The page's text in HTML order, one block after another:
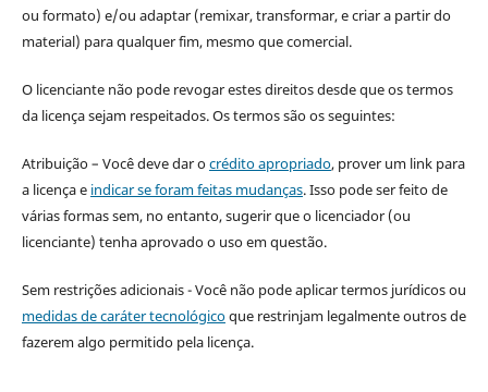
ou formato) e/ou adaptar (remixar, transformar, e criar a partir do
material) para qualquer fim, mesmo que comercial.
O licenciante não pode revogar estes direitos desde que os termos
da licença sejam respeitados. Os termos são os seguintes:
Atribuição – Você deve dar ocrédito apropriado, prover um link para
a licença e indicar se foram feitas mudanças. Isso pode ser feito de
várias formas sem, no entanto, sugerir que o licenciador (ou
licenciante) tenha aprovado o uso em questão.
Sem restrições adicionais - Você não pode aplicar termos jurídicos ou
medidas de caráter tecnológicoque restrinjam legalmente outros de
fazerem algo permitido pela licença.